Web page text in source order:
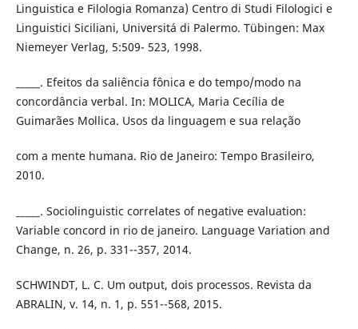
Linguistica e Filologia Romanza) Centro di Studi Filologici e
Linguistici Siciliani, Universitá di Palermo. Tübingen: Max
Niemeyer Verlag, 5:509- 523, 1998.
_____. Efeitos da saliência fônica e do tempo/modo na
concordância verbal. In: MOLICA, Maria Cecília de
Guimarães Mollica. Usos da linguagem e sua relação
com a mente humana. Rio de Janeiro: Tempo Brasileiro,
2010.
_____. Sociolinguistic correlates of negative evaluation:
Variable concord in rio de janeiro. Language Variation and
Change, n. 26, p. 331--357, 2014.
SCHWINDT, L. C. Um output, dois processos. Revista da
ABRALIN, v. 14, n. 1, p. 551--568, 2015.